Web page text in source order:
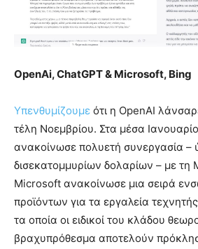
OpenAi, ChatGPT & Microsoft, Bing
Υπενθυμίζουμε ότι η OpenAI
τέλη Νοεμβρίου. Στα μέσα
ανακοίνωσε πολυετή συνεργασία
δισεκατομμυρίων δολαρίων – με τη
Microsoft ανακοίνωσε μια σειρά
προϊόντων για τα εργαλεία
τα οποία οι ειδικοί του κλάδου
βραχυπρόθεσμα αποτελούν